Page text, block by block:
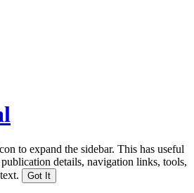
to expand the sidebar. This has useful
details, navigation links, tools,
Got It